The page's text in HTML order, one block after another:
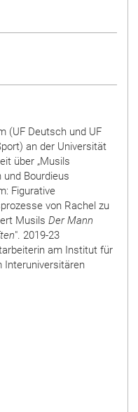
(UF Deutsch und UF
an der Universität
über „Musils
Bourdieus
Figurative
von Rachel zu
MusilsDer Mann
". 2019-23
am Institut für
Interuniversitären